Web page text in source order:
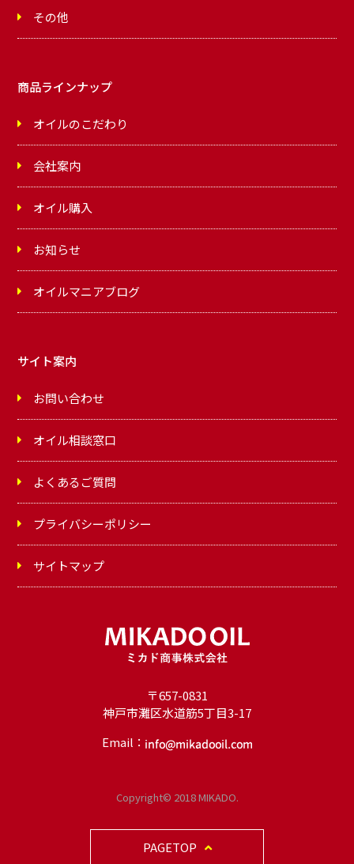
〒657-0831
神戸市灘区水道筋5丁目3-17
Email：
その他
商品ラインナップ
オイルのこだわり
会社案内
オイル購入
お知らせ
オイルマニアブログ
サイト案内
お問い合わせ
オイル相談窓口
よくあるご質問
プライバシーポリシー
サイトマップ
Copyright© 2018 MIKADO.
PAGETOP